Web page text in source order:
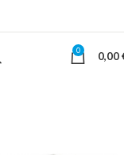
0 0,00